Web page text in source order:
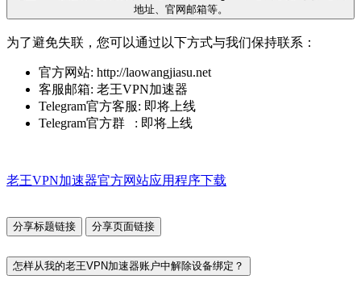
地址、官网邮箱等。
为了避免失联，您可以通过以下方式与我们保持联系：
官方网站: http://laowangjiasu.net
客服邮箱: 老王VPN加速器
Telegram官方客服: 即将上线
Telegram官方群 : 即将上线
老王VPN加速器官方网站应用程序下载
分享标题链接 分享页面链接
怎样从我的老王VPN加速器账户中解除设备绑定？